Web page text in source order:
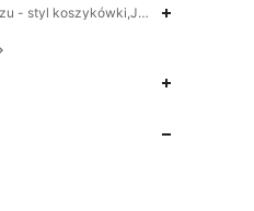
- styl koszykówki,Jedzenie i napoje